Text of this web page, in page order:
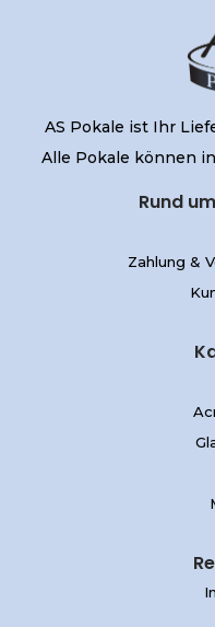
AS Pokale ist Ihr
Alle Pokale können
Rund
Zahlung &